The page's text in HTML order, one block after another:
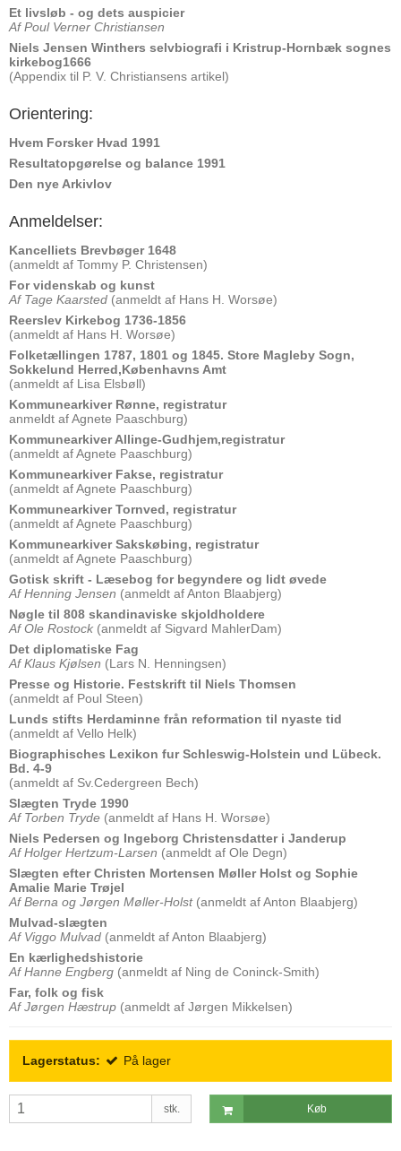
Et livsløb - og dets auspicier
Af Poul Verner Christiansen
Niels Jensen Winthers selvbiografi i Kristrup-Hornbæk sognes
kirkebog1666
(Appendix til P. V. Christiansens artikel)
Orientering:
Hvem Forsker Hvad 1991
Resultatopgørelse og balance 1991
Den nye Arkivlov
Anmeldelser:
Kancelliets Brevbøger 1648
(anmeldt af Tommy P. Christensen)
For videnskab og kunst
Af Tage Kaarsted (anmeldt af Hans H. Worsøe)
Reerslev Kirkebog 1736-1856
(anmeldt af Hans H. Worsøe)
Folketællingen 1787, 1801 og 1845. Store Magleby Sogn,
Sokkelund Herred,Københavns Amt
(anmeldt af Lisa Elsbøll)
Kommunearkiver Rønne, registratur
anmeldt af Agnete Paaschburg)
Kommunearkiver Allinge-Gudhjem,registratur
(anmeldt af Agnete Paaschburg)
Kommunearkiver Fakse, registratur
(anmeldt af Agnete Paaschburg)
Kommunearkiver Tornved, registratur
(anmeldt af Agnete Paaschburg)
Kommunearkiver Sakskøbing, registratur
(anmeldt af Agnete Paaschburg)
Gotisk skrift - Læsebog for begyndere og lidt øvede
Af Henning Jensen (anmeldt af Anton Blaabjerg)
Nøgle til 808 skandinaviske skjoldholdere
Af Ole Rostock (anmeldt af Sigvard MahlerDam)
Det diplomatiske Fag
Af Klaus Kjølsen (Lars N. Henningsen)
Presse og Historie. Festskrift til Niels Thomsen
(anmeldt af Poul Steen)
Lunds stifts Herdaminne från reformation til nyaste tid
(anmeldt af Vello Helk)
Biographisches Lexikon fur Schleswig-Holstein und Lübeck.
Bd. 4-9
(anmeldt af Sv.Cedergreen Bech)
Slægten Tryde 1990
Af Torben Tryde (anmeldt af Hans H. Worsøe)
Niels Pedersen og Ingeborg Christensdatter i Janderup
Af Holger Hertzum-Larsen (anmeldt af Ole Degn)
Slægten efter Christen Mortensen Møller Holst og Sophie
Amalie Marie Trøjel
Af Berna og Jørgen Møller-Holst(anmeldt af Anton Blaabjerg)
Mulvad-slægten
Af Viggo Mulvad (anmeldt af Anton Blaabjerg)
En kærlighedshistorie
Af Hanne Engberg (anmeldt af Ning de Coninck-Smith)
Far, folk og fisk
Af Jørgen Hæstrup (anmeldt af Jørgen Mikkelsen)
Lagerstatus: På lager
stk. Køb